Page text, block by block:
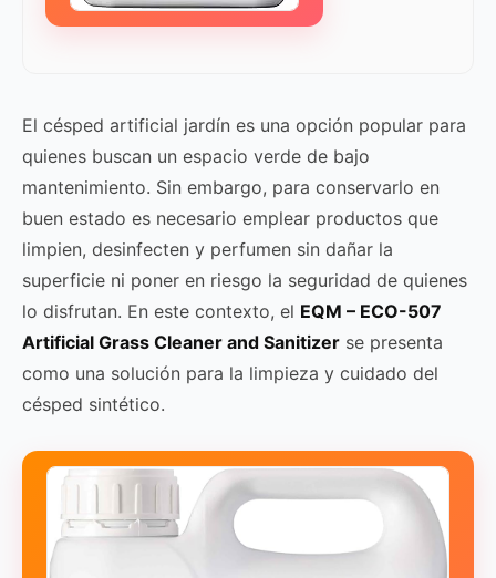
El césped artificial jardín es una opción popular para
quienes buscan un espacio verde de bajo
mantenimiento. Sin embargo, para conservarlo en
buen estado es necesario emplear productos que
limpien, desinfecten y perfumen sin dañar la
superficie ni poner en riesgo la seguridad de quienes
lo disfrutan. En este contexto, el EQM – ECO-507
Artificial Grass Cleaner and Sanitizer se presenta
como una solución para la limpieza y cuidado del
césped sintético.